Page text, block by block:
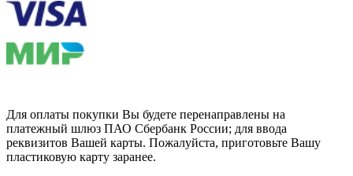
Для оплаты покупки Вы будете перенаправлены на
платежный шлюз ПАО Сбербанк России; для ввода
реквизитов Вашей карты. Пожалуйста, приготовьте Вашу
пластиковую карту заранее.